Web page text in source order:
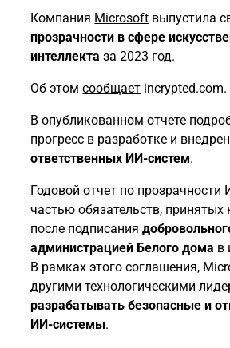
Компания Microsoft выпустила
прозрачности в сфере
интеллекта за 2023 год.
Об этомсообщает incrypted.com.
В опубликованном отчете
прогресс в разработке и
ответственных ИИ-систем.
Годовой отчет по прозрачности
частью обязательств, принятых
после подписания
администрацией Белого дома в
В рамках этого соглашения,
другими технологическими
разрабатывать безопасные и
ИИ-системы.